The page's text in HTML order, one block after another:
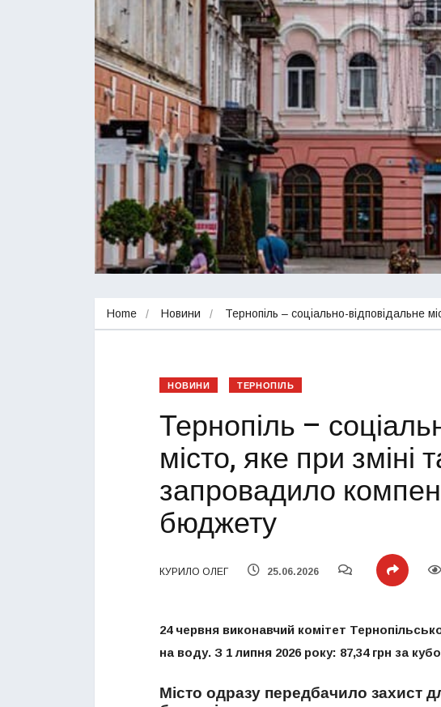
Home Новини Тернопіль – соціально-відповідальне
НОВИНИ ТЕРНОПІЛЬ
Тернопіль –
місто, яке при
запровадило
бюджету
КУРИЛО ОЛЕГ 25.06.2026
24 червня виконавчий комітет
на воду. З 1 липня 2026 року: 87,34 грн за
Місто одразу передбачило захист